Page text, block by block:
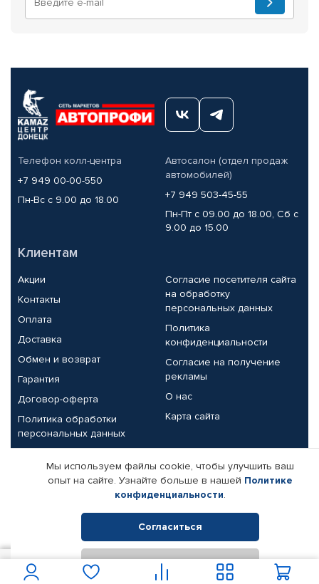
Телефон колл-центра
+7 949 00-00-550
Пн-Вс с 9.00 до 18.00
Автосалон (отдел продаж
автомобилей)
+7 949 503-45-55
Пн-Пт с 09.00 до 18.00, Сб с
9.00 до 15.00
Клиентам
Акции
Контакты
Оплата
Доставка
Обмен и возврат
Гарантия
Договор-оферта
Политика обработки
персональных данных
Согласие посетителя сайта
на обработку
персональных данных
Политика
конфиденциальности
Согласие на получение
рекламы
О нас
Карта сайта
Партнерам
Корпоративным клиентам
Поставщикам
Реквизиты компании
© КАМАЗ ЦЕНТР ДОНЕЦК, 2015-2026. Все права защищены.
Интернет-магазин автомобильных товаров Автопрофи.
Мы используем файлы cookie, чтобы улучшить ваш
опыт на сайте. Узнайте больше в нашей Политике
конфиденциальности.
Согласиться
Отклонить
В корзину